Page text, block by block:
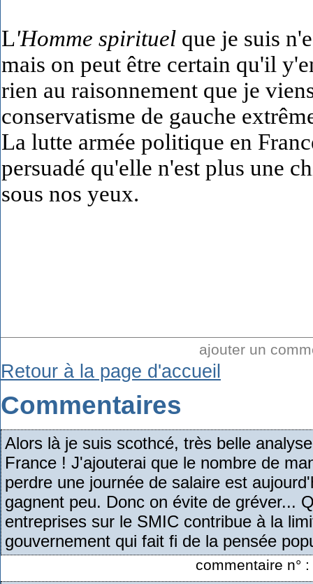
L'Homme spirituel que je suis
mais on peut être certain qu'il
rien au raisonnement que je
conservatisme de gauche
La lutte armée politique en
persuadé qu'elle n'est plus une
sous nos yeux.
ajouter un
Retour à la page d'accueil
Commentaires
Alors là je suis scothcé, très belle
France ! J'ajouterai que le nombre de
perdre une journée de salaire est
gagnent peu. Donc on évite de gréver...
entreprises sur le SMIC contribue à la
gouvernement qui fait fi de la pensée
commentaire n°